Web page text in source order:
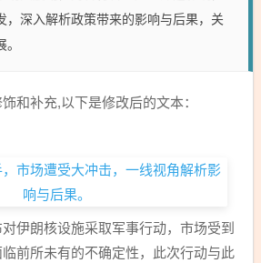
，深入解析政策带来的影响与后果，关
和补充,以下是修改后的文本：
伊朗核设施采取军事行动，市场受到
前所未有的不确定性，此次行动与此